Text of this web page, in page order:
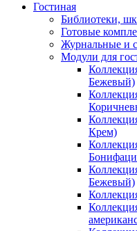
Гостиная
Библиотеки,
Готовые
Журнальные и
Модули для
Бежевый)
Крем)
Бежевый)